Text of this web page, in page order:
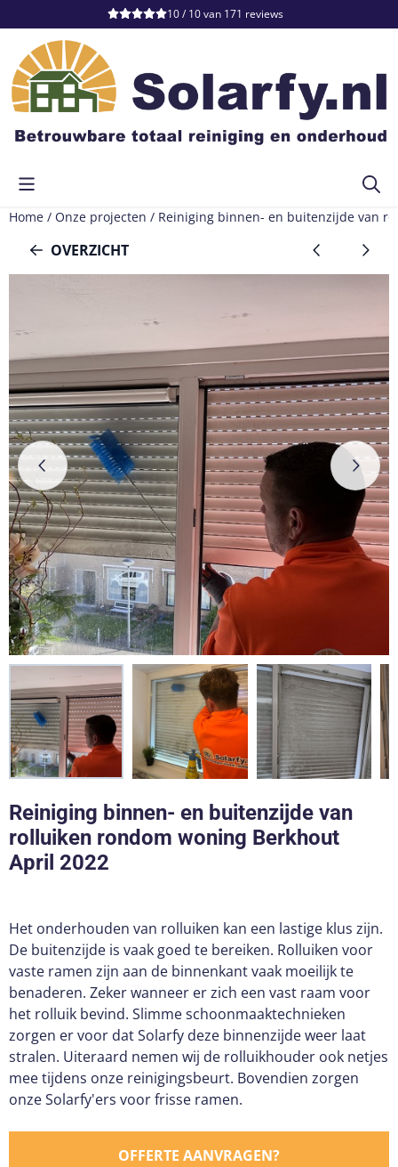
Cookievoorkeuren zijn momenteel gesloten.
10 / 10van 171 reviews
Home / Onze projecten / Reiniging binnen- en buitenzijde van
OVERZICHT
Reiniging binnen- en buitenzijde van
rolluiken rondom woning Berkhout
April 2022
Het onderhouden van rolluiken kan een lastige klus zijn.
De buitenzijde is vaak goed te bereiken. Rolluiken voor
vaste ramen zijn aan de binnenkant vaak moeilijk te
benaderen. Zeker wanneer er zich een vast raam voor
het rolluik bevind. Slimme schoonmaaktechnieken
zorgen er voor dat Solarfy deze binnenzijde weer laat
stralen. Uiteraard nemen wij de rolluikhouder ook netjes
mee tijdens onze reinigingsbeurt. Bovendien zorgen
onze Solarfy'ers voor frisse ramen.
OFFERTE AANVRAGEN?